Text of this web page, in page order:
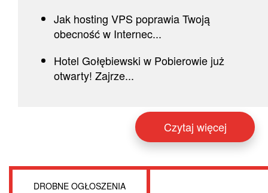
Jak hosting VPS poprawia Twoją
obecność w Internec...
Hotel Gołębiewski w Pobierowie już
otwarty! Zajrze...
Czytaj więcej
DROBNE OGŁOSZENIA